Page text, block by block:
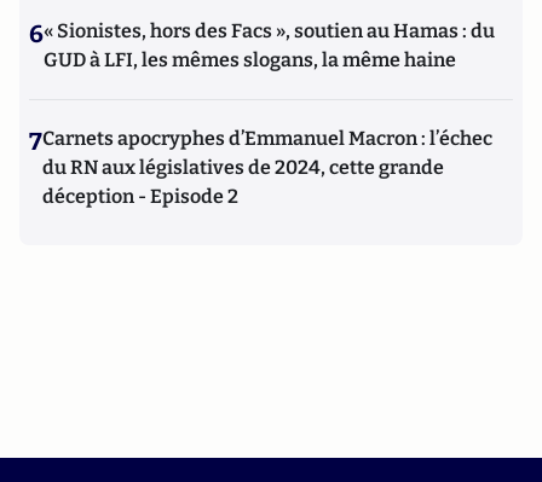
6« Sionistes, hors des Facs », soutien au Hamas : du
GUD à LFI, les mêmes slogans, la même haine
7Carnets apocryphes d’Emmanuel Macron : l’échec
du RN aux législatives de 2024, cette grande
déception - Episode 2